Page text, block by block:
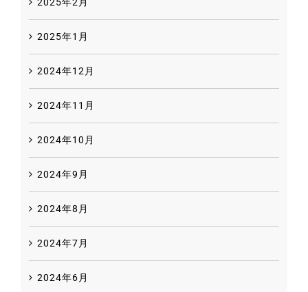
2025年1月
2024年12月
2024年11月
2024年10月
2024年9月
2024年8月
2024年7月
2024年6月